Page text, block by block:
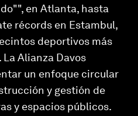
en Atlanta, hasta
récords en Estambul,
deportivos más
Alianza Davos
un enfoque circular
y gestión de
y espacios públicos.